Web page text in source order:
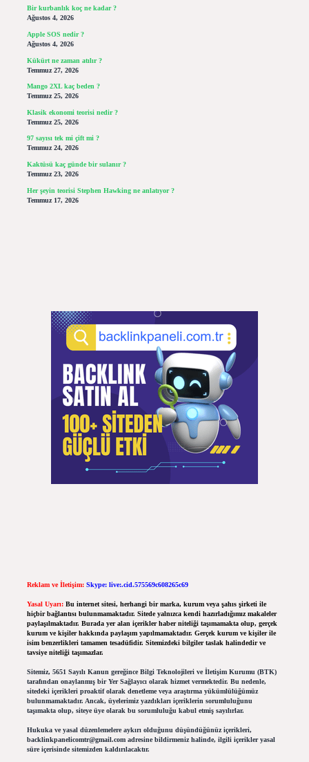
Bir kurbanlık koç ne kadar ?
Ağustos 4, 2026
Apple SOS nedir ?
Ağustos 4, 2026
Kükürt ne zaman atılır ?
Temmuz 27, 2026
Mango 2XL kaç beden ?
Temmuz 25, 2026
Klasik ekonomi teorisi nedir ?
Temmuz 25, 2026
97 sayısı tek mi çift mi ?
Temmuz 24, 2026
Kaktüsü kaç günde bir sulanır ?
Temmuz 23, 2026
Her şeyin teorisi Stephen Hawking ne anlatıyor ?
Temmuz 17, 2026
Reklam ve İletişim: Skype: live:.cid.575569c608265c69
Yasal Uyarı: Bu internet sitesi, herhangi bir marka, kurum veya şahıs şirketi ile
hiçbir bağlantısı bulunmamaktadır. Sitede yalnızca kendi hazırladığımız makaleler
paylaşılmaktadır. Burada yer alan içerikler haber niteliği taşımamakta olup, gerçek
kurum ve kişiler hakkında paylaşım yapılmamaktadır. Gerçek kurum ve kişiler ile
isim benzerlikleri tamamen tesadüfidir. Sitemizdeki bilgiler taslak halindedir ve
tavsiye niteliği taşımazlar.
Sitemiz, 5651 Sayılı Kanun gereğince Bilgi Teknolojileri ve İletişim Kurumu (BTK)
tarafından onaylanmış bir Yer Sağlayıcı olarak hizmet vermektedir. Bu nedenle,
sitedeki içerikleri proaktif olarak denetleme veya araştırma yükümlülüğümüz
bulunmamaktadır. Ancak, üyelerimiz yazdıkları içeriklerin sorumluluğunu
taşımakta olup, siteye üye olarak bu sorumluluğu kabul etmiş sayılırlar.
Hukuka ve yasal düzenlemelere aykırı olduğunu düşündüğünüz içerikleri,
backlinkpanelicomtr@gmail.comadresine bildirmeniz halinde, ilgili içerikler yasal
süre içerisinde sitemizden kaldırılacaktır.